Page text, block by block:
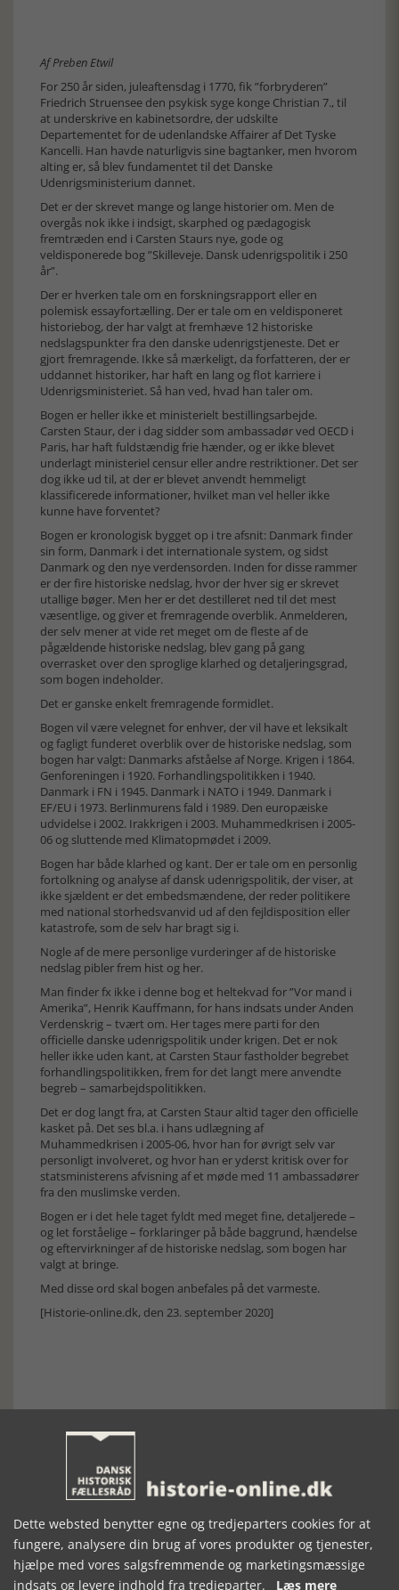
Af Preben Etwil
For 250 år siden, juleaftensdag i 1770, fik ”forbryderen”
Friedrich Struensee den psykisk syge konge Christian 7., til
at underskrive en kabinetsordre, der udskilte
Departementet for de udenlandske Affairer af Det Tyske
Kancelli. Han havde naturligvis sine bagtanker, men hvorom
alting er, så blev fundamentet til det Danske
Udenrigsministerium dannet.
Det er der skrevet mange og lange historier om. Men de
overgås nok ikke i indsigt, skarphed og pædagogisk
fremtræden end i Carsten Staurs nye, gode og
veldisponerede bog ”Skilleveje. Dansk udenrigspolitik i 250
år”.
Der er hverken tale om en forskningsrapport eller en
polemisk essayfortælling. Der er tale om en veldisponeret
historiebog, der har valgt at fremhæve 12 historiske
nedslagspunkter fra den danske udenrigstjeneste. Det er
gjort fremragende. Ikke så mærkeligt, da forfatteren, der er
uddannet historiker, har haft en lang og flot karriere i
Udenrigsministeriet. Så han ved, hvad han taler om.
Bogen er heller ikke et ministerielt bestillingsarbejde.
Carsten Staur, der i dag sidder som ambassadør ved OECD i
Paris, har haft fuldstændig frie hænder, og er ikke blevet
underlagt ministeriel censur eller andre restriktioner. Det ser
dog ikke ud til, at der er blevet anvendt hemmeligt
klassificerede informationer, hvilket man vel heller ikke
kunne have forventet?
Bogen er kronologisk bygget op i tre afsnit: Danmark finder
sin form, Danmark i det internationale system, og sidst
Danmark og den nye verdensorden. Inden for disse rammer
er der fire historiske nedslag, hvor der hver sig er skrevet
utallige bøger. Men her er det destilleret ned til det mest
væsentlige, og giver et fremragende overblik. Anmelderen,
der selv mener at vide ret meget om de fleste af de
pågældende historiske nedslag, blev gang på gang
overrasket over den sproglige klarhed og detaljeringsgrad,
som bogen indeholder.
Det er ganske enkelt fremragende formidlet.
Bogen vil være velegnet for enhver, der vil have et leksikalt
og fagligt funderet overblik over de historiske nedslag, som
bogen har valgt: Danmarks afståelse af Norge. Krigen i 1864.
Genforeningen i 1920. Forhandlingspolitikken i 1940.
Danmark i FN i 1945. Danmark i NATO i 1949. Danmark i
EF/EU i 1973. Berlinmurens fald i 1989. Den europæiske
udvidelse i 2002. Irakkrigen i 2003. Muhammedkrisen i 2005-
06 og sluttende med Klimatopmødet i 2009.
Bogen har både klarhed og kant. Der er tale om en personlig
fortolkning og analyse af dansk udenrigspolitik, der viser, at
ikke sjældent er det embedsmændene, der reder politikere
med national storhedsvanvid ud af den fejldisposition eller
katastrofe, som de selv har bragt sig i.
Nogle af de mere personlige vurderinger af de historiske
nedslag pibler frem hist og her.
Man finder fx ikke i denne bog et heltekvad for ”Vor mand i
Amerika”, Henrik Kauffmann, for hans indsats under Anden
Verdenskrig – tvært om. Her tages mere parti for den
officielle danske udenrigspolitik under krigen. Det er nok
heller ikke uden kant, at Carsten Staur fastholder begrebet
forhandlingspolitikken, frem for det langt mere anvendte
begreb – samarbejdspolitikken.
Det er dog langt fra, at Carsten Staur altid tager den officielle
kasket på. Det ses bl.a. i hans udlægning af
Muhammedkrisen i 2005-06, hvor han for øvrigt selv var
personligt involveret, og hvor han er yderst kritisk over for
statsministerens afvisning af et møde med 11 ambassadører
fra den muslimske verden.
Bogen er i det hele taget fyldt med meget fine, detaljerede –
og let forståelige – forklaringer på både baggrund, hændelse
og eftervirkninger af de historiske nedslag, som bogen har
valgt at bringe.
Med disse ord skal bogen anbefales på det varmeste.
[Historie-online.dk, den 23. september 2020]
Forrige artikel
SE RELATEREDE ARTIKLER
Dette websted benytter egne og tredjeparters cookies for at
fungere, analysere din brug af vores produkter og tjenester,
hjælpe med vores salgsfremmende og marketingsmæssige
indsats og levere indhold fra tredjeparter. Læs mere